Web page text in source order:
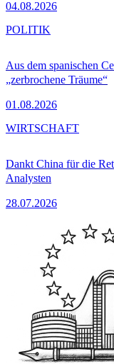
04.08.2026
Aus dem spanischen
„zerbrochene Träume“
01.08.2026
POLITIK
Dankt China für die
Analysten
28.07.2026
WIRTSCHAFT